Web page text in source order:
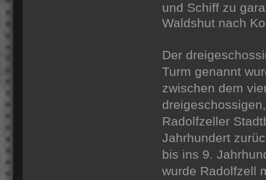
und Schiff zu
Waldshut nach
Der
Turm genannt
zwischen dem
Radolfzeller
Jahrhundert
bis ins 9.
wurde Radolfzell